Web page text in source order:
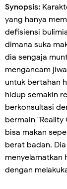
Synopsis:
yang hanya
defisiensi
dimana suka
dia sengaja
mengancam
untuk bertahan
hidup semakin
berkonsultasi
bermain
bisa makan
berat badan.
menyelamatkan
dengan